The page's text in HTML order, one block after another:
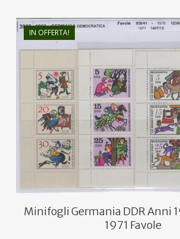
IN OFFERTA!
€13,00
€9,00
Minifogli Germania DDR
1971 Favole